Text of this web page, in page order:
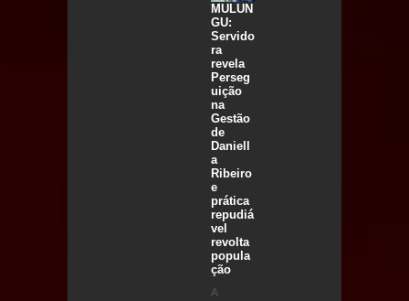
MULUN
GU:
Servido
ra
revela
Perseg
uição
na
Gestão
de
Daniell
a
Ribeiro
e
prática
repudiá
vel
revolta
popula
ção
A